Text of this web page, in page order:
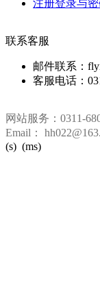
注册登录与
联系客服
邮件联系：
客服电话：
网站服务：0311-
Email：
(s) (ms)